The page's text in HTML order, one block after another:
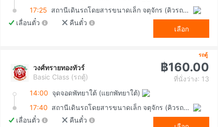
17:25
สถานีเดินรถโดยสารขนาดเล็ก จตุจักร (คิวรถตู้หมอชิต 2)
เลื่อนตั๋ว
คืนตั๋ว
เลือก
รถตู้
วงศ์ทรายทองทัวร์
Basic Class (รถตู้)
฿160.00
ที่นั่งว่าง: 13
14:00 จุดจอดพัทยาใต้ (แยกพัทยาใต้)
17:40
สถานีเดินรถโดยสารขนาดเล็ก จตุจักร (คิวรถตู้หมอชิต 2)
เลื่อนตั๋ว
คืนตั๋ว